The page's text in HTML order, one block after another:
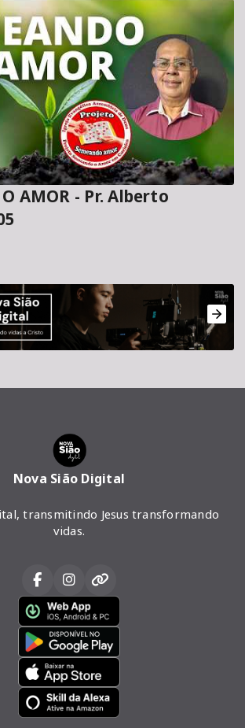
AMOR - Pr. Alberto
Nova Sião Digital
transmitindo Jesus transformando
vidas.